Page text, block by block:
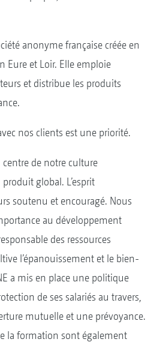
anonyme française créée en
Eure et Loir. Elle emploie
et distribue les produits
nos clients est une priorité.
de notre culture
global. L’esprit
soutenu et encouragé. Nous
au développement
des ressources
l’épanouissement et le bien-
a mis en place une politique
de ses salariés au travers,
mutuelle et une prévoyance.
la formation sont également